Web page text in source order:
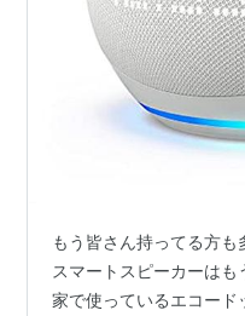
もう皆さん持ってる方
スマートスピーカーは
家で使っているエコー